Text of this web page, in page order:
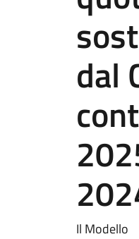
dal
Il Modello